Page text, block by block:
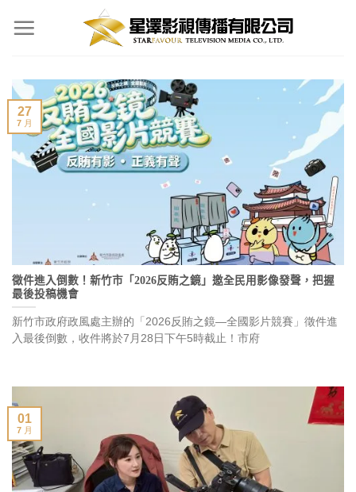
徵件進入倒數！新竹市「2026反賄之鏡」邀全民用影像發聲，把握
最後投稿機會
新竹市政府政風處主辦的「2026反賄之鏡—全國影片競賽」徵件進
入最後倒數，收件將於7月28日下午5時截止！市府
27
7 月
01
7 月